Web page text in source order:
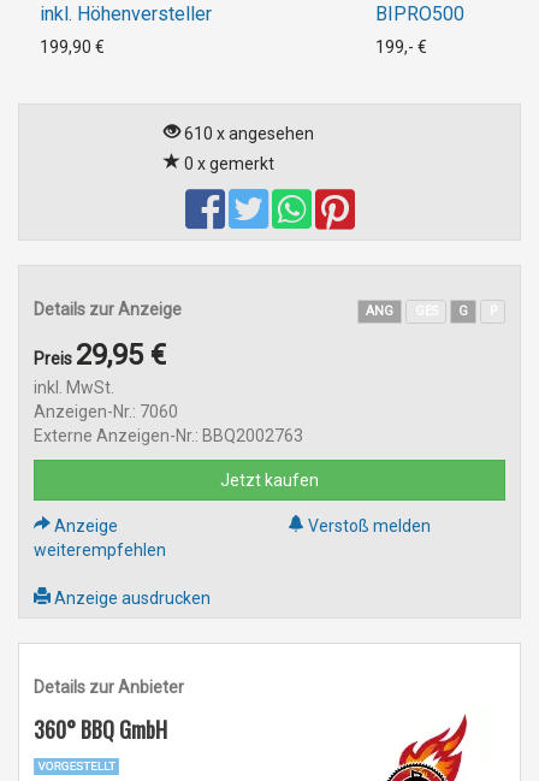
inkl. Höhenversteller
199,90 €
BIPRO500
199,- €
610 x angesehen
0 x gemerkt
Details zur Anzeige ANG G
Preis 29,95 €
inkl. MwSt.
Anzeigen-Nr.: 7060
Externe Anzeigen-Nr.: BBQ2002763
Jetzt kaufen
Anzeige
weiterempfehlen
Verstoß melden
Anzeige ausdrucken
Details zur Anbieter
360° BBQ GmbH